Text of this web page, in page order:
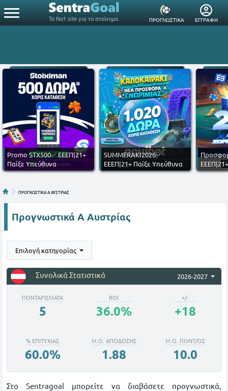
Το Νο1 site για το στοίχημα ΠΡΟΓΝΩΣΤΙΚΑ ΕΓΓΡΑΦΗ
Promo STX500✅ ΕΕΕΠ|21+
Παίξε Υπεύθυνα
SUMMERAKI2026✅
ΕΕΕΠ|21+ Παίξε Υπεύθυνα
ΠΡΟΓΝΩΣΤΙΚΑ Α ΑΥΣΤΡΙΑΣ
Προγνωστικά Α Αυστρίας
Επιλογή κατηγορίας
Συνολικά Στατιστικά 2026-2027
ΠΟΝΤΑΡΙΣΜΑΤΑ
5
% ΕΠΙΤΥΧΙΑΣ
60.0%
ROI
36.0%
Μ.Ο. ΑΠΟΔΟΣΗΣ
1.88
+/-
+18
Μ.Ο. ΠΟΝΤ/ΟΣ
10.0
Στο Sentragoal μπορείτε να διαβάσετε προγνωστικά,